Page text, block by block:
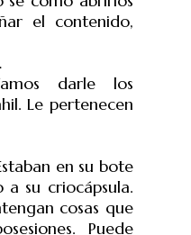
el contenido,
darle los
Le pertenecen
en su bote
su criocápsula.
cosas que
Puede